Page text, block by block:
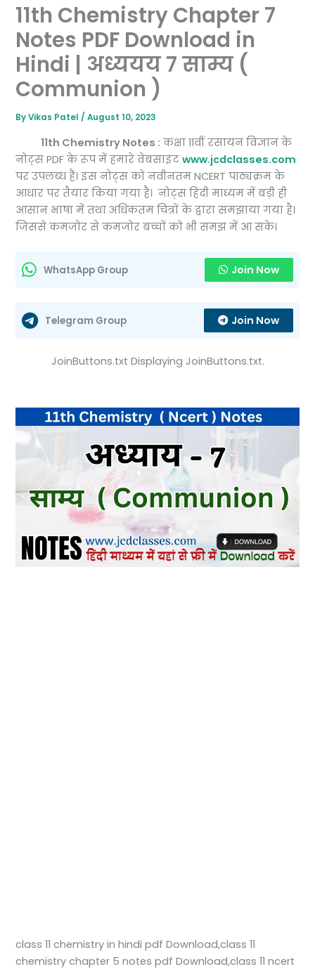
11th Chemistry Chapter 7
Notes PDF Download in
Hindi | अध्ययय 7 साम्य (
Communion )
ByVikas Patel/August 10, 2023
11th Chemistry Notes : कक्षा 11वीं रसायन विज्ञान के
नोट्स PDF के रूप में हमारे वेबसाइटwww.jcdclasses.com
पर उपलब्ध हैं। इस नोट्स को नवीनतम NCERT पाठ्यक्रम के
आधार पर तैयार किया गया है। नोट्स हिंदी माध्यम में बड़ी ही
आसान भाषा में तथा अधिकतम चित्रों के द्वारा समझाया गया है।
जिससे कमजोर से कमजोर बच्चों को भी समझ में आ सके।
WhatsApp Group Join Now
Telegram Group Join Now
JoinButtons.txt Displaying JoinButtons.txt.
class 11 chemistry in hindi pdf Download,class 11
chemistry chapter 5 notes pdf Download,class 11 ncert